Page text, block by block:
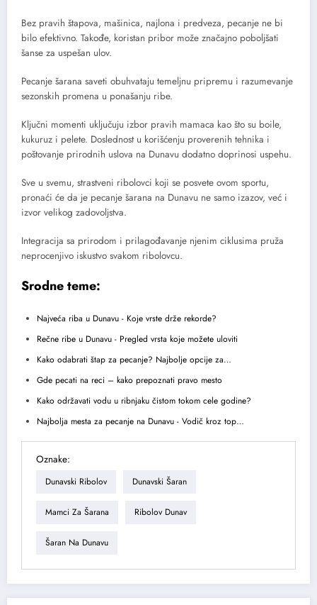
Bez pravih štapova, mašinica, najlona i predveza, pecanje ne bi
bilo efektivno. Takođe, koristan pribor može značajno poboljšati
šanse za uspešan ulov.
Pecanje šarana saveti obuhvataju temeljnu pripremu i razumevanje
sezonskih promena u ponašanju ribe.
Ključni momenti uključuju izbor pravih mamaca kao što su boile,
kukuruz i pelete. Doslednost u korišćenju proverenih tehnika i
poštovanje prirodnih uslova na Dunavu dodatno doprinosi uspehu.
Sve u svemu, strastveni ribolovci koji se posvete ovom sportu,
pronaći će da je pecanje šarana na Dunavu ne samo izazov, već i
izvor velikog zadovoljstva.
Integracija sa prirodom i prilagođavanje njenim ciklusima pruža
neprocenjivo iskustvo svakom ribolovcu.
Srodne teme:
Najveća riba u Dunavu - Koje vrste drže rekorde?
Rečne ribe u Dunavu - Pregled vrsta koje možete uloviti
Kako odabrati štap za pecanje? Najbolje opcije za…
Gde pecati na reci – kako prepoznati pravo mesto
Kako održavati vodu u ribnjaku čistom tokom cele godine?
Najbolja mesta za pecanje na Dunavu - Vodič kroz top…
Oznake:
Dunavski Ribolov Dunavski Šaran
Mamci Za Šarana Ribolov Dunav
Šaran Na Dunavu